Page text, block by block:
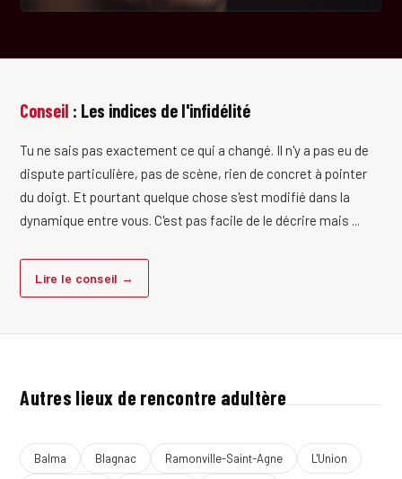
Conseil : Les indices de l'infidélité
Tu ne sais pas exactement ce qui a changé. Il n'y a pas eu de
dispute particulière, pas de scène, rien de concret à pointer
du doigt. Et pourtant quelque chose s'est modifié dans la
dynamique entre vous. C'est pas facile de le décrire mais ...
Lire le conseil →
Autres lieux de rencontre adultère
Balma Blagnac Ramonville-Saint-Agne L'Union